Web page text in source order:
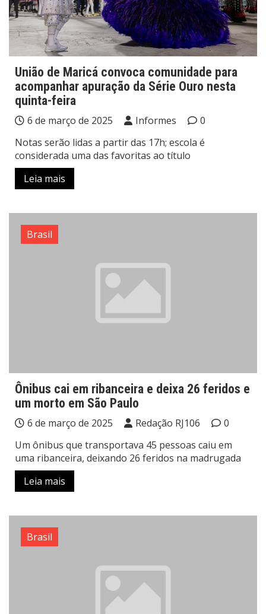
União de Maricá convoca comunidade para
acompanhar apuração da Série Ouro nesta
quinta-feira
6 de março de 2025 Informes
0
Notas serão lidas a partir das 17h; escola é
considerada uma das favoritas ao título
Leia mais
Brasil
Ônibus cai em ribanceira e deixa 26 feridos e
um morto em São Paulo
6 de março de 2025 Redação RJ106
0
Um ônibus que transportava 45 pessoas caiu em
uma ribanceira, deixando 26 feridos na madrugada
Leia mais
Brasil